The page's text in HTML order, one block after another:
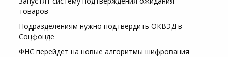
товаров
Подразделениям нужно подтвердить ОКВЭД в
Соцфонде
ФНС перейдет на новые алгоритмы шифрования